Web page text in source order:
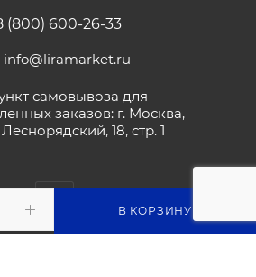
В КОРЗИНУ
(800) 600-26-33
info@liramarket.ru
самовывоза для
заказов: г. Москва,
18, стр. 1